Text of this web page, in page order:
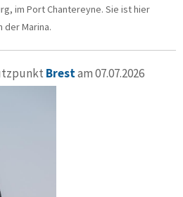
im Port Chantereyne. Sie ist hier
der Marina.
Brestam 07.07.2026